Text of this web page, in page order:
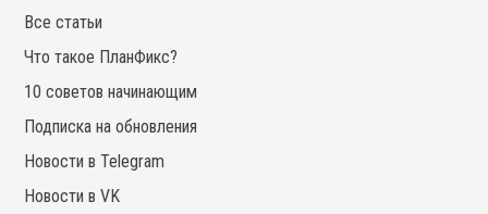
Все статьи
Что такое ПланФикс?
10 советов начинающим
Подписка на обновления
Новости в Telegram
Новости в VK